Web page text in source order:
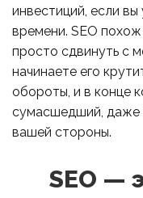
инвестиций, если
времени. SEO
просто сдвинуть с
начинаете его
обороты, и в конце
сумасшедший, даже
вашей стороны.
SEO —